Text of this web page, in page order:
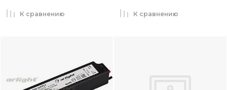
К сравнению К сравнению